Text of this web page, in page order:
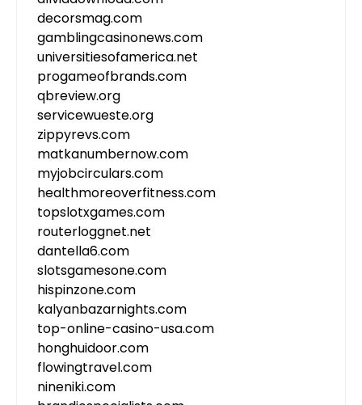
decorsmag.com
gamblingcasinonews.com
universitiesofamerica.net
progameofbrands.com
qbreview.org
servicewueste.org
zippyrevs.com
matkanumbernow.com
myjobcirculars.com
healthmoreoverfitness.com
topslotxgames.com
routerloggnet.net
dantella6.com
slotsgamesone.com
hispinzone.com
kalyanbazarnights.com
top-online-casino-usa.com
honghuidoor.com
flowingtravel.com
nineniki.com